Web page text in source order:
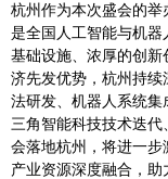
杭州作为本次盛会的
是全国人工智能与机
基础设施、浓厚的创
济先发优势，杭州持
法研发、机器人系统
三角智能科技技术迭
会落地杭州，将进一
产业资源深度融合，助